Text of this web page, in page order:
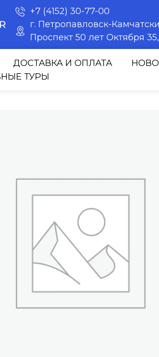
+7 (4152) 30-77-00
г. Петропавловск-
Проспект 50 лет Октября
ДОСТАВКА И ОПЛАТА
ТУРЫ